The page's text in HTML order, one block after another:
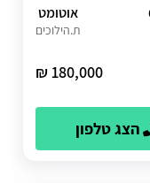
אוטומט
ת.הילוכים
180,000 ₪
הצג טלפון